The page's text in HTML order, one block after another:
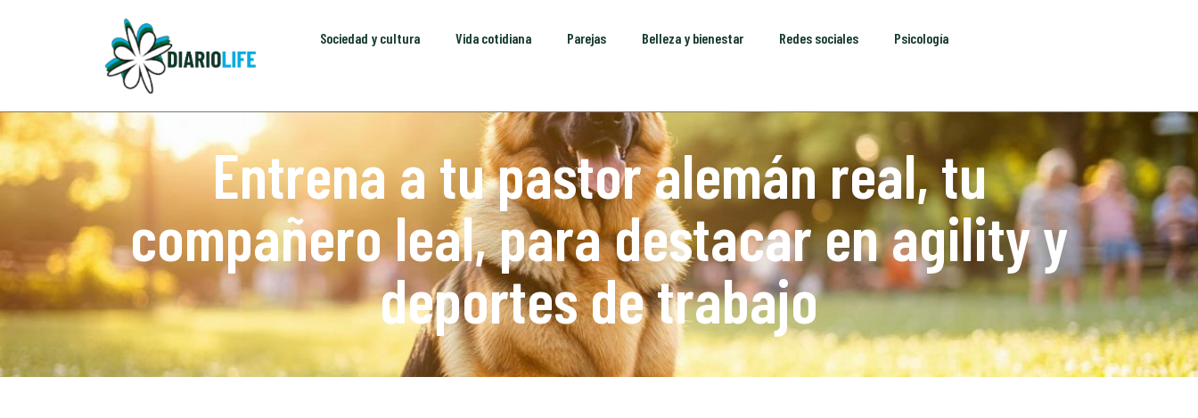
Sociedad y cultura Vida cotidiana Parejas Belleza y bienestar Redes sociales Psicología
Entrena a tu pastor alemán real, tu
compañero leal, para destacar en agility y
deportes de trabajo